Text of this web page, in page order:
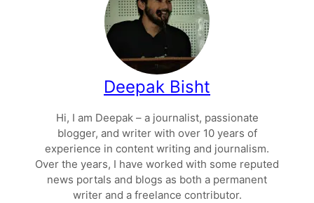
Deepak Bisht
Hi, I am Deepak – a journalist, passionate
blogger, and writer with over 10 years of
experience in content writing and journalism.
Over the years, I have worked with some reputed
news portals and blogs as both a permanent
writer and a freelance contributor.